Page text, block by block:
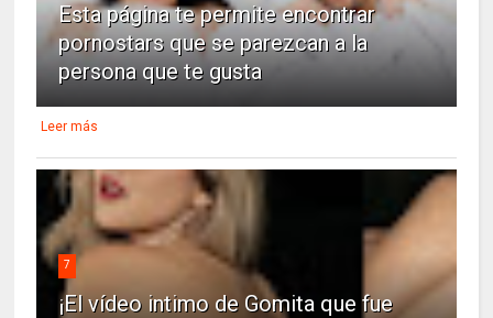
Esta página te permite encontrar
pornostars que se parezcan a la
persona que te gusta
Leer más
7
¡El vídeo intimo de Gomita que fue